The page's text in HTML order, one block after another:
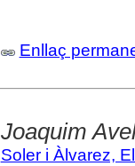
Enllaç
Joaquim
Soler i Àlvarez,